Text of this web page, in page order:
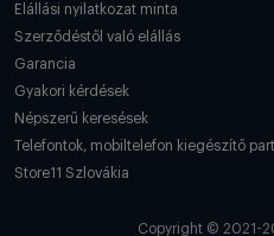
Elállási nyilatkozat minta
Szerződéstől való elállás
Garancia
Gyakori kérdések
Népszerű keresések
Telefontok, mobiltelefon kiegészítő
Store11 Szlovákia
Copyright © 2021-